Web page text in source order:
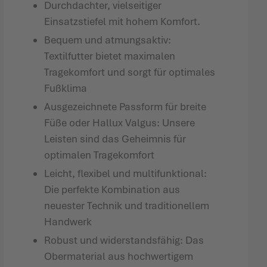
Durchdachter, vielseitiger
Einsatzstiefel mit hohem Komfort.
Bequem und atmungsaktiv:
Textilfutter bietet maximalen
Tragekomfort und sorgt für optimales
Fußklima
Ausgezeichnete Passform für breite
Füße oder Hallux Valgus: Unsere
Leisten sind das Geheimnis für
optimalen Tragekomfort
Leicht, flexibel und multifunktional:
Die perfekte Kombination aus
neuester Technik und traditionellem
Handwerk
Robust und widerstandsfähig: Das
Obermaterial aus hochwertigem